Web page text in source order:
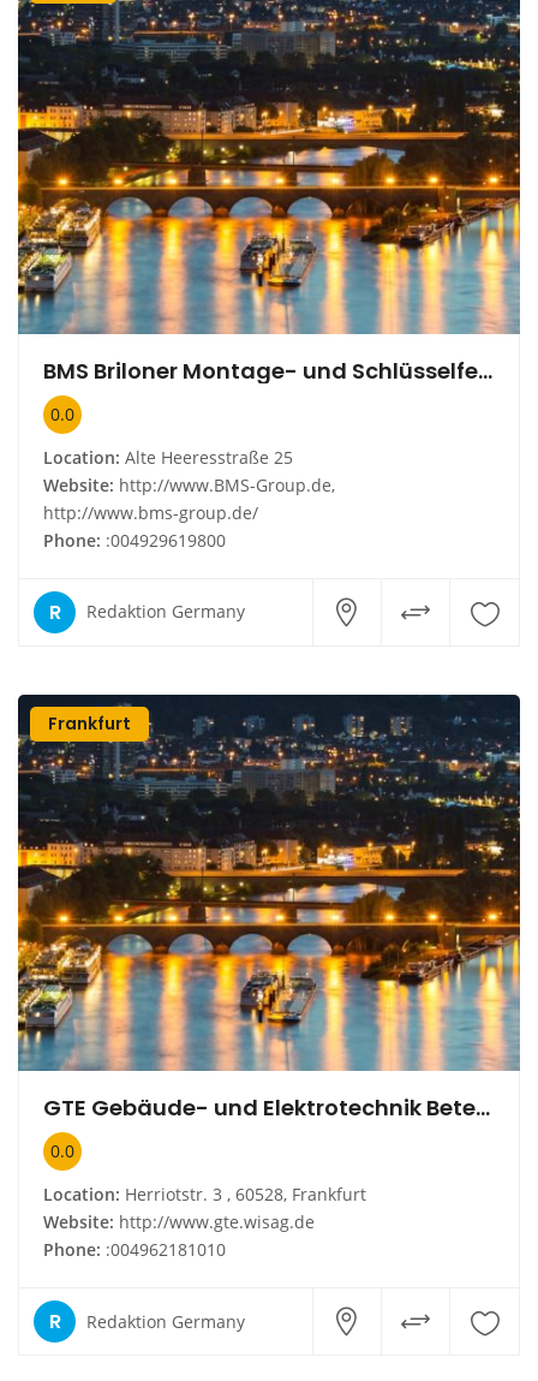
BMS Briloner Montage- und Schlüsselfertigbau GmbH
0.0
Location: Alte Heeresstraße 25
Website: http://www.BMS-Group.de,
http://www.bms-group.de/
Phone: :004929619800
R Redaktion Germany
Frankfurt
GTE Gebäude- und Elektrotechnik Beteiligungs GmbH
0.0
Location: Herriotstr. 3 , 60528, Frankfurt
Website: http://www.gte.wisag.de
Phone: :004962181010
R Redaktion Germany